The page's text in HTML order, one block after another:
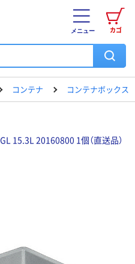
カゴ
メニュー
コンテナ コンテナボックス
15.3L 20160800 1個（直送品）